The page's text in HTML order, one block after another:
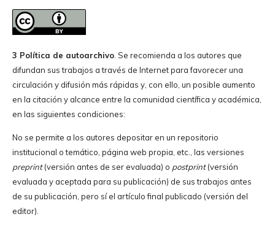
3 Política de autoarchivo. Se recomienda a los autores que
difundan sus trabajos a través de Internet para favorecer una
circulación y difusión más rápidas y, con ello, un posible aumento
en la citación y alcance entre la comunidad científica y académica,
en las siguientes condiciones:
No se permite a los autores depositar en un repositorio
institucional o temático, página web propia, etc., las versiones
preprint(versión antes de ser evaluada) o postprint(versión
evaluada y aceptada para su publicación) de sus trabajos antes
de su publicación, pero sí el artículo final publicado (versión del
editor).